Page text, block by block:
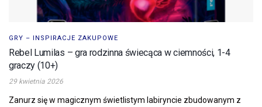
GRY – INSPIRACJE ZAKUPOWE
Rebel Lumilas – gra rodzinna świecąca w ciemności, 1-4
graczy (10+)
29 kwietnia 2026
Zanurz się w magicznym świetlistym labiryncie zbudowanym z